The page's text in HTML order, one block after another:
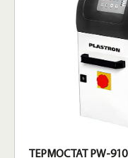
ТЕРМОСТАТ PW-910